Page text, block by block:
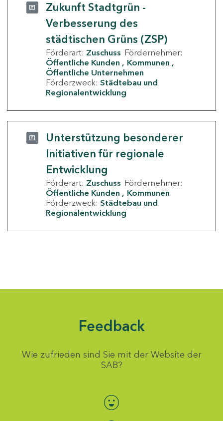
Zukunft Stadtgrün -
Verbesserung des
städtischen Grüns (ZSP)
Förderart: Zuschuss Fördernehmer:
Öffentliche Kunden
Kommunen
Öffentliche Unternehmen
Förderzweck: Städtebau und
Regionalentwicklung
Unterstützung besonderer
Initiativen für regionale
Entwicklung
Förderart: Zuschuss Fördernehmer:
Öffentliche Kunden
Kommunen
Förderzweck: Städtebau und
Regionalentwicklung
Feedback
Wie zufrieden sind Sie mit der Website der
SAB?
Bewertung auswählen